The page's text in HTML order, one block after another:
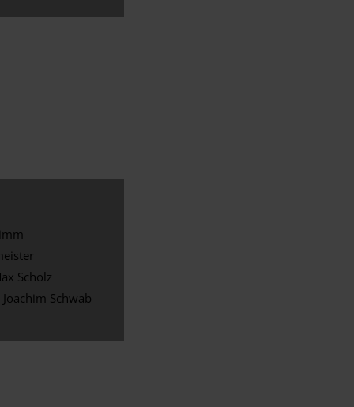
Scholz
Schwab